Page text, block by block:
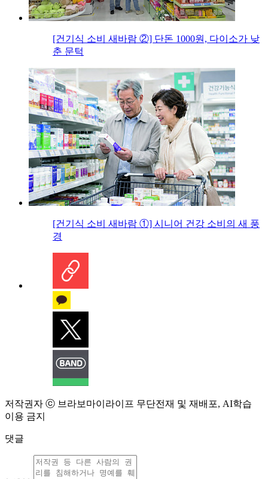
[건기식 소비 새바람 ②] 단돈 1000원, 다이소가 낮
춘 문턱
[건기식 소비 새바람 ①] 시니어 건강 소비의 새 풍
경
저작권자 ⓒ 브라보마이라이프 무단전재 및 재배포, AI학습
이용 금지
댓글